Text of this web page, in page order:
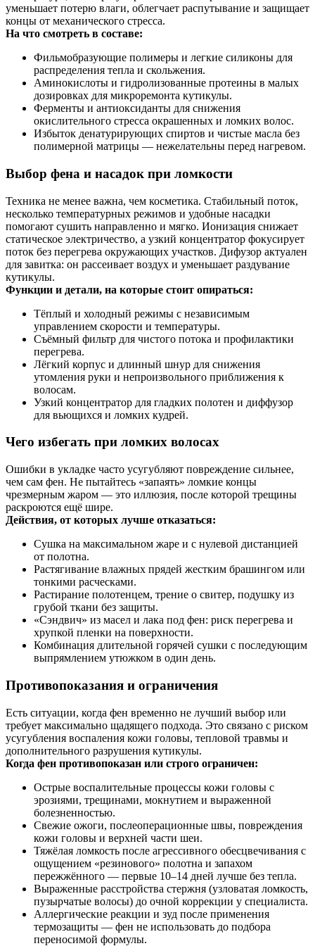
уменьшает потерю влаги, облегчает распутывание и защищает
концы от механического стресса.
На что смотреть в составе:
Фильмобразующие полимеры и легкие силиконы для
распределения тепла и скольжения.
Аминокислоты и гидролизованные протеины в малых
дозировках для микроремонта кутикулы.
Ферменты и антиоксиданты для снижения
окислительного стресса окрашенных и ломких волос.
Избыток денатурирующих спиртов и чистые масла без
полимерной матрицы — нежелательны перед нагревом.
Выбор фена и насадок при ломкости
Техника не менее важна, чем косметика. Стабильный поток,
несколько температурных режимов и удобные насадки
помогают сушить направленно и мягко. Ионизация снижает
статическое электричество, а узкий концентратор фокусирует
поток без перегрева окружающих участков. Дифузор актуален
для завитка: он рассеивает воздух и уменьшает раздувание
кутикулы.
Функции и детали, на которые стоит опираться:
Тёплый и холодный режимы с независимым
управлением скорости и температуры.
Съёмный фильтр для чистого потока и профилактики
перегрева.
Лёгкий корпус и длинный шнур для снижения
утомления руки и непроизвольного приближения к
волосам.
Узкий концентратор для гладких полотен и диффузор
для вьющихся и ломких кудрей.
Чего избегать при ломких волосах
Ошибки в укладке часто усугубляют повреждение сильнее,
чем сам фен. Не пытайтесь «запаять» ломкие концы
чрезмерным жаром — это иллюзия, после которой трещины
раскроются ещё шире.
Действия, от которых лучше отказаться:
Сушка на максимальном жаре и с нулевой дистанцией
от полотна.
Растягивание влажных прядей жестким брашингом или
тонкими расческами.
Растирание полотенцем, трение о свитер, подушку из
грубой ткани без защиты.
«Сэндвич» из масел и лака под фен: риск перегрева и
хрупкой пленки на поверхности.
Комбинация длительной горячей сушки с последующим
выпрямлением утюжком в один день.
Противопоказания и ограничения
Есть ситуации, когда фен временно не лучший выбор или
требует максимально щадящего подхода. Это связано с риском
усугубления воспаления кожи головы, тепловой травмы и
дополнительного разрушения кутикулы.
Когда фен противопоказан или строго ограничен:
Острые воспалительные процессы кожи головы с
эрозиями, трещинами, мокнутием и выраженной
болезненностью.
Свежие ожоги, послеоперационные швы, повреждения
кожи головы и верхней части шеи.
Тяжёлая ломкость после агрессивного обесцвечивания с
ощущением «резинового» полотна и запахом
пережжённого — первые 10–14 дней лучше без тепла.
Выраженные расстройства стержня (узловатая ломкость,
пузырчатые волосы) до очной коррекции у специалиста.
Аллергические реакции и зуд после применения
термозащиты — фен не использовать до подбора
переносимой формулы.